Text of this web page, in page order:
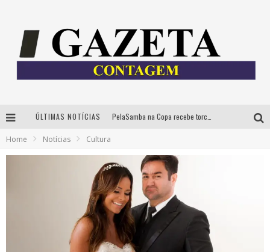
ÚLTIMAS NOTÍCIAS
Home Notícias Cultura